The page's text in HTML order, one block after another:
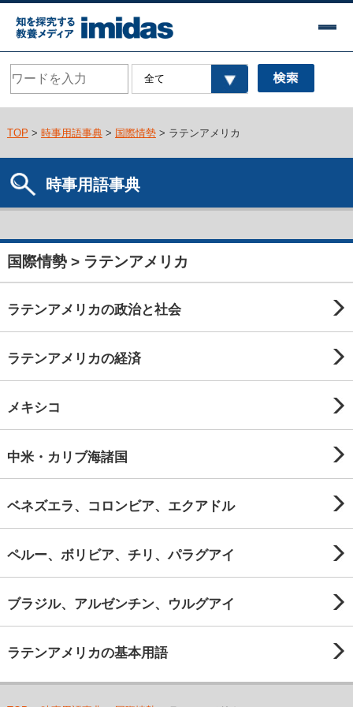
TOP > 時事用語事典> 国際情勢> ラテンアメリカ
時事用語事典
国際情勢 > ラテンアメリカ
ラテンアメリカの政治と社会
ラテンアメリカの経済
メキシコ
中米・カリブ海諸国
ベネズエラ、コロンビア、エクアドル
ペルー、ボリビア、チリ、パラグアイ
ブラジル、アルゼンチン、ウルグアイ
ラテンアメリカの基本用語